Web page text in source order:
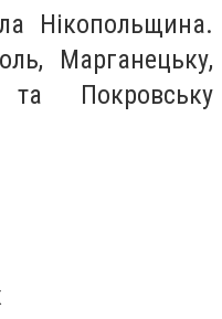
Нікопольщина.
Марганецьку,
та Покровську